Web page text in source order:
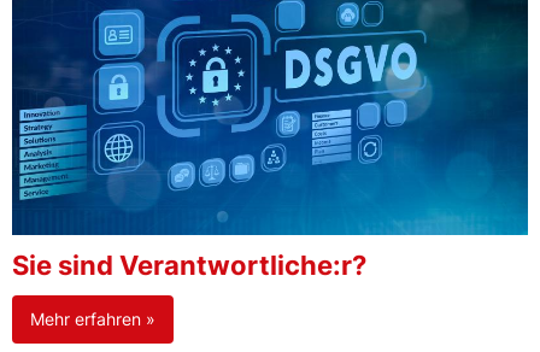
Sie sind Verantwortliche:r?
Mehr erfahren »